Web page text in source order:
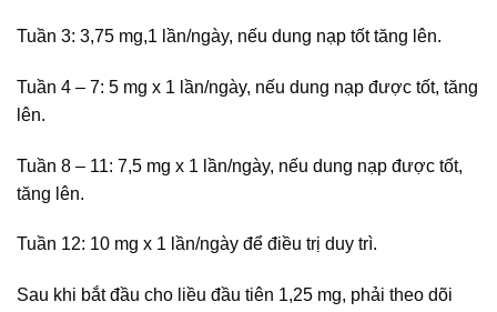
Tuần 3: 3,75 mg,1 lần/ngày, nếu dung nạp tốt tăng lên.
Tuần 4 – 7: 5 mg x 1 lần/ngày, nếu dung nạp được tốt, tăng
lên.
Tuần 8 – 11: 7,5 mg x 1 lần/ngày, nếu dung nạp được tốt,
tăng lên.
Tuần 12: 10 mg x 1 lần/ngày để điều trị duy trì.
Sau khi bắt đầu cho liều đầu tiên 1,25 mg, phải theo dõi